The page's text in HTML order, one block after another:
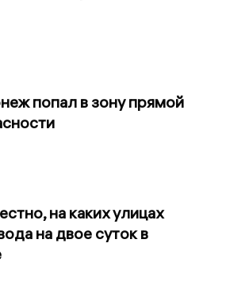
попал в зону прямой
на каких улицах
на двое суток в